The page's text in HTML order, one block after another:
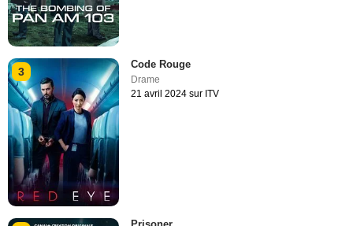
3
Code Rouge
Drame
21 avril 2024 sur ITV